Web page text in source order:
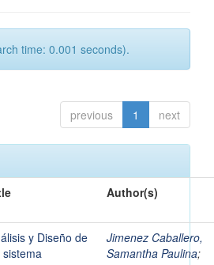
time: 0.001 seconds).
previous 1 next
Author(s)
y Diseño de
sistema
Jimenez Caballero,
Samantha Paulina;